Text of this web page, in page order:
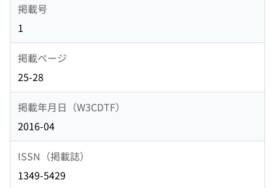
掲載号
1
掲載ページ
25-28
掲載年月日（W3CDTF）
2016-04
ISSN（掲載誌）
1349-5429